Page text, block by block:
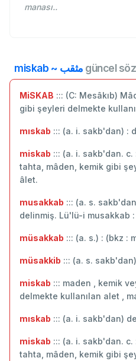
manası..
miskab ~ مثقب güncel
MiSKAB ::: (C: Mesâkıb)
gibi şeyleri delmekte
mıskab ::: (a. i. sakb'dan) :
miskab ::: (a. i. sakb'dan. c.
tahta, mâden, kemik gibi
âlet.
musakkab ::: (a. s.
delinmiş. Lü'lü-i musakkab
müsakkab ::: (a. s.) : (bkz :
müsakkib ::: (a. s.
miskab ::: maden , kemik
delmekte kullanılan alet ,
mıskab ::: (a. i. sakb'dan)
miskab ::: (a. i. sakb'dan. c.
tahta, mâden, kemik gibi